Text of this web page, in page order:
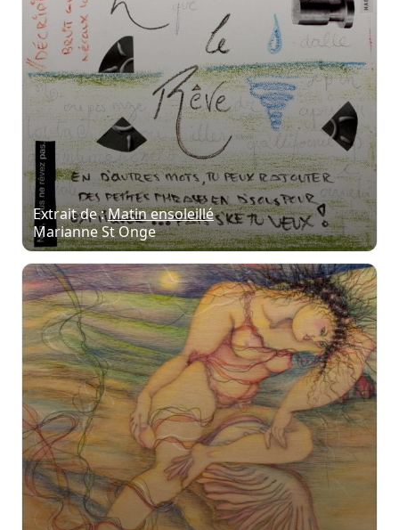
Extrait de :Matin ensoleillé
Marianne St Onge